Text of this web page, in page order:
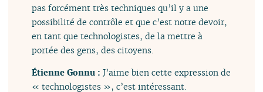
pas forcément très techniques qu’il y a une
possibilité de contrôle et que c’est notre devoir,
en tant que technologistes, de la mettre à
portée des gens, des citoyens.
Étienne Gonnu :J’aime bien cette expression de
« technologistes », c’est intéressant.